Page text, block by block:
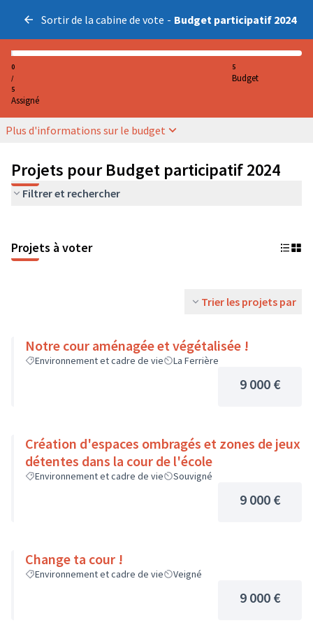
Sortir de la cabine de vote - Budget participatif 2024
0
/
5
Assigné
5
Budget
Plus d'informations sur le budget
Projets pour Budget participatif 2024
Filtrer et rechercher
Projets à voter
Trier les projets par
Notre cour aménagée et végétalisée !
Environnement et cadre de vie La Ferrière
9 000 €
Création d'espaces ombragés et zones de jeux
détentes dans la cour de l'école
Environnement et cadre de vie Souvigné
9 000 €
Change ta cour !
Environnement et cadre de vie Veigné
9 000 €